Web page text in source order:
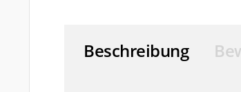
Beschreibung